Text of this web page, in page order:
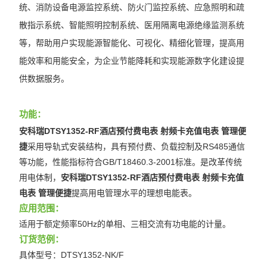
数字式多功能电力仪表
导轨式电能表
APM网络电力仪表
单相多用户表
三相高海拔多功能表
智能电力仪表
AEW100无线计量模块
ANDPF精密配电柜
ANSVC低压无功功率补偿装置
统、消防设备电源监控系统、防火门监控系统、应急照明和疏
散指示系统、智能照明控制系统、医用隔离电源绝缘监测系统
等，帮助用户实现能源智能化、可视化、精细化管理，提高用
能效率和用能安全，为企业节能降耗和实现能源数字化建设提
供数据服务。
功能：
安科瑞DTSY1352-RF酒店预付费电表 射频卡充值电表 管理便
捷采用导轨式安装结构，具有预付费、负载控制及RS485通信
等功能，性能指标符合GB/T18460.3-2001标准。是改革传统
用电体制， 安科瑞DTSY1352-RF酒店预付费电表 射频卡充值
电表 管理便捷提高用电管理水平的理想电能表。
应用范围：
适用于额定频率50Hz的单相、三相交流有功电能的计量。
订货范例：
具体型号：DTSY1352-NK/F